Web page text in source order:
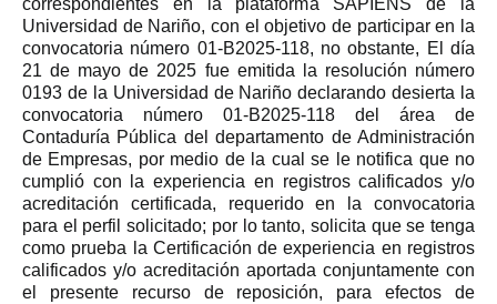
correspondientes en la plataforma SAPIENS de la
Universidad de Nariño, con el objetivo de participar en la
convocatoria número 01-B2025-118, no obstante, El día
21 de mayo de 2025 fue emitida la resolución número
0193 de la Universidad de Nariño declarando desierta la
convocatoria número 01-B2025-118 del área de
Contaduría Pública del departamento de Administración
de Empresas, por medio de la cual se le notifica que no
cumplió con la experiencia en registros calificados y/o
acreditación certificada, requerido en la convocatoria
para el perfil solicitado; por lo tanto, solicita que se tenga
como prueba la Certificación de experiencia en registros
calificados y/o acreditación aportada conjuntamente con
el presente recurso de reposición, para efectos de